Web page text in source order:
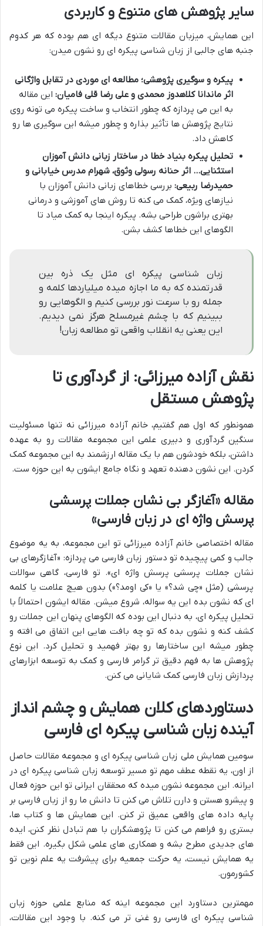
سایر پژوهش های متنوع و کاربردی
این همایش، میزبان مقالات متنوع دیگه ای هم بوده که هر کدوم
جنبه های جالبی از زبان شناسی پیکره ای رو نشون میدن:
پیکره و سوگیری پژوهشی؛ مطالعه ای موردی در تقابل واژگانی
اثر ماندانا کلاهدوز محمدی و علی رضا قلی فامیان: این مقاله
به این می پردازه که چطور انتخاب و ساخت پیکره می تونه روی
نتایج پژوهش ها تأثیر بذاره و چطور میشه این سوگیری ها رو
کاهش داد.
تحلیل پیکره بنیاد خطا در ساختار زبانی دانش آموزان
استثنایی… اثر حنانه رسولی وثوق، شهرام مدرس خیابانی و
حمیدرضا ربیعی: بررسی خطاهای زبانی دانش آموزان با
نیازهای ویژه، کمک می کنه تا روش های آموزشی و درمانی
بهتری براشون طراحی بشه. پیکره اینجا به کمک میاد تا
الگوهای این خطاها کشف بشن.
زبان شناسی پیکره ای مثل یک ذره بین
قدرتمنده که به ما اجازه میده میلیاردها کلمه و
جمله رو با سرعت نور بررسی کنیم و الگوهایی رو
ببینیم که با چشم غیرمسلح هرگز نمی دیدیم.
این یعنی یه انقلاب واقعی تو مطالعه زبان!
نقش آزاده میرزائی: از گردآوری تا
پژوهش مستقل
همونطور که اول هم گفتیم، خانم آزاده میرزائی نه تنها مسئولیت
سنگین گردآوری و دبیری علمی این مجموعه مقالات رو به عهده
داشتن، بلکه خودشون هم با یک مقاله ارزشمند به این مجموعه کمک
کردن. این نشون دهنده تعهد و نگاه جامع ایشون به این حوزه ست.
مقاله «آغازگر بی نشان جملات پرسشی
پرسش واژه ای در زبان فارسی»
مقاله اختصاصی خانم آزاده میرزائی تو این مجموعه، به یه موضوع
جالب و کمی پیچیده تو دستور زبان فارسی می پردازه: «آغازگرهای بی
نشان جملات پرسشی پرسش واژه ای». تو فارسی، گاهی سوالات
پرسشی (مثل «چی شد؟» یا «کی اومد؟») بدون هیچ علامت یا کلمه
ای که نشون بده این یه سواله، شروع میشن. مقاله ایشون احتمالاً با
تحلیل پیکره ای، به دنبال این بوده که الگوهای پنهان این جملات رو
کشف کنه و نشون بده که تو چه بافت هایی این اتفاق می افته و
چطور میشه این ساختارها رو بهتر فهمید و تحلیل کرد. این نوع
پژوهش ها به فهم دقیق تر گرامر فارسی و کمک به توسعه ابزارهای
پردازش زبان فارسی کمک شایانی می کنن.
دستاوردهای کلان همایش و چشم انداز
آینده زبان شناسی پیکره ای فارسی
سومین همایش ملی زبان شناسی پیکره ای و مجموعه مقالات حاصل
از اون، یه نقطه عطف مهم تو مسیر توسعه زبان شناسی پیکره ای در
ایرانه. این مجموعه نشون میده که محققان ایرانی تو این حوزه فعال
و پیشرو هستن و دارن تلاش می کنن تا دانش ما رو از زبان فارسی بر
پایه داده های واقعی عمیق تر کنن. این همایش ها و کتاب ها،
بستری رو فراهم می کنن تا پژوهشگران با هم تبادل نظر کنن، ایده
های جدیدی مطرح بشه و همکاری های علمی شکل بگیره. این فقط
یه همایش نیست، یه حرکت جمعیه برای پیشرفت یه علم نوین تو
کشورمون.
مهمترین دستاورد این مجموعه اینه که منابع علمی حوزه زبان
شناسی پیکره ای فارسی رو غنی تر می کنه. با وجود این مقالات،